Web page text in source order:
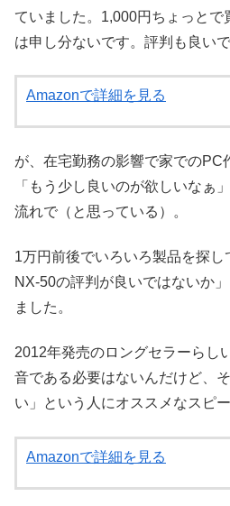
ていました。1,000円ちょっとで
は申し分ないです。評判も良いで
Amazonで詳細を見る
が、在宅勤務の影響で家でのPC
「もう少し良いのが欲しいなぁ
流れで（と思っている）。
1万円前後でいろいろ製品を探
NX-50の評判が良いではないか
ました。
2012年発売のロングセラーらし
音である必要はないんだけど、
い」という人にオススメなスピー
Amazonで詳細を見る